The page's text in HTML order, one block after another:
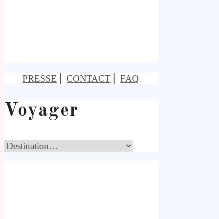
PRESSE ⎢CONTACT ⎢FAQ
Voyager